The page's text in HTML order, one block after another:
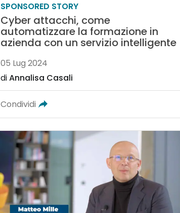
SPONSORED STORY
Cyber attacchi, come
automatizzare la formazione in
azienda con un servizio intelligente
05 Lug 2024
diAnnalisa Casali
Condividi